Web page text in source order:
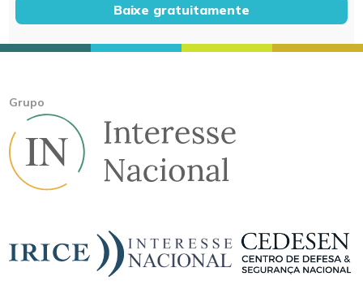
Baixe gratuitamente
Grupo